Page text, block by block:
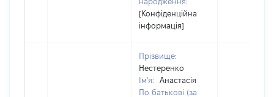
[Конфіденційна
інформація]
Прізвище:
Нестеренко
Ім'я:
Анастасія
По батькові (за